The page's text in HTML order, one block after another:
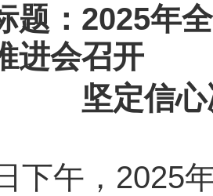
：2025年全
进会召开
坚定信
午，2025年